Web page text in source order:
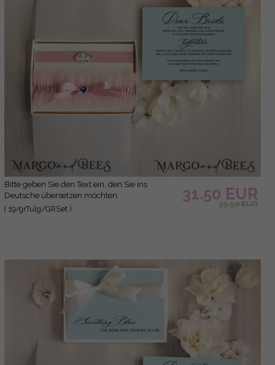
Bitte geben Sie den Text ein, den Sie ins
Deutsche übersetzen möchten.
( 19/grTulg/GRSet )
31.50 EUR
39.50 EUR